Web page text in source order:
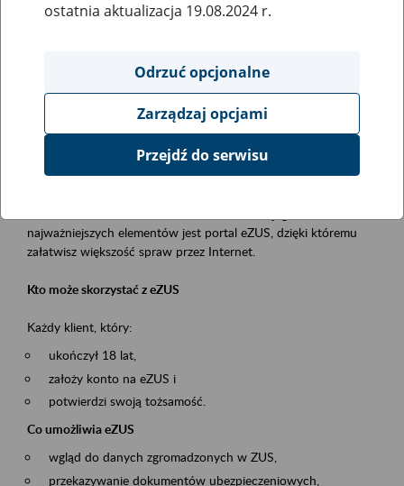
Szkolenia
obsługa klientów
Event description
Platforma Usług Elektronicznych ZUS eZUS
najważniejszych elementów jest portal eZUS, dzięki któremu
załatwisz większość spraw przez Internet.
Kto może skorzystać z eZUS
Każdy klient, który:
ukończył 18 lat,
założy konto na eZUS i
potwierdzi swoją tożsamość.
Co umożliwia eZUS
wgląd do danych zgromadzonych w ZUS,
przekazywanie dokumentów ubezpieczeniowych,
ostatnia aktualizacja 19.08.2024 r.
Odrzuć opcjonalne
Zarządzaj opcjami
Przejdź do serwisu